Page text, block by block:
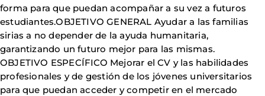
forma para que puedan acompañar a su vez a futuros
estudiantes.OBJETIVO GENERAL Ayudar a las familias
sirias a no depender de la ayuda humanitaria,
garantizando un futuro mejor para las mismas.
OBJETIVO ESPECÍFICO Mejorar el CV y las habilidades
profesionales y de gestión de los jóvenes universitarios
para que puedan acceder y competir en el mercado